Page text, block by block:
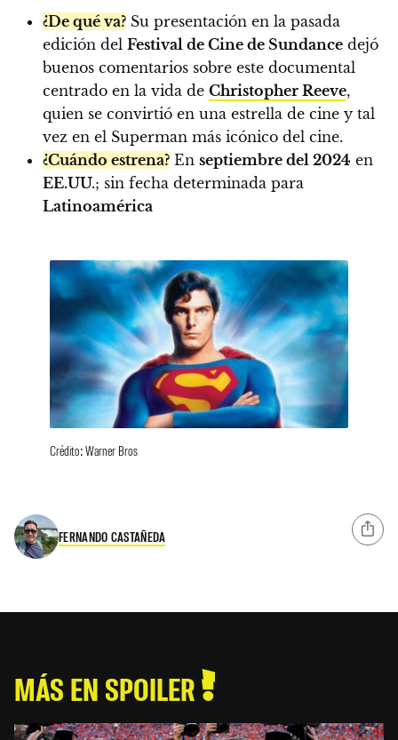
¿De qué va? Su presentación en la pasada
edición del Festival de Cine de Sundance dejó
buenos comentarios sobre este documental
centrado en la vida de Christopher Reeve,
quien se convirtió en una estrella de cine y tal
vez en el Superman más icónico del cine.
¿Cuándo estrena? En septiembre del 2024 en
EE.UU.; sin fecha determinada para
Latinoamérica
Crédito: Warner Bros
FERNANDO CASTAÑEDA
MÁS EN SPOILER